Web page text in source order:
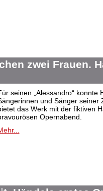
zwei Frauen.
seinen „Alessandro“ konnte
und Sänger seiner
das Werk mit der fiktiven
Opernabend.